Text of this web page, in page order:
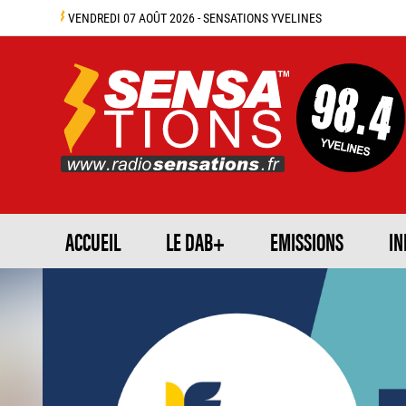
VENDREDI 07 AOÛT 2026 - SENSATIONS YVELINES
ACCUEIL LE DAB+ EMISSIONS